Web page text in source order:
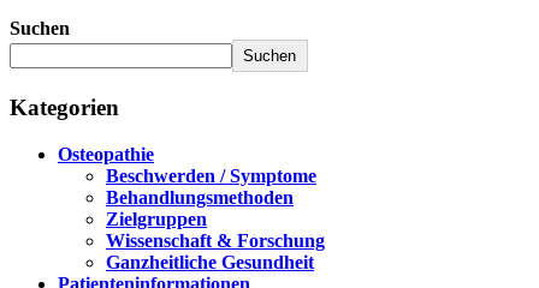
Suchen
Suchen
Kategorien
Osteopathie
Beschwerden / Symptome
Behandlungsmethoden
Zielgruppen
Wissenschaft & Forschung
Ganzheitliche Gesundheit
Patienteninformationen